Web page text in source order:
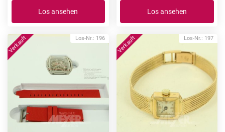
Los ansehen Los ansehen
Los-Nr.: 196 Los-Nr.: 197